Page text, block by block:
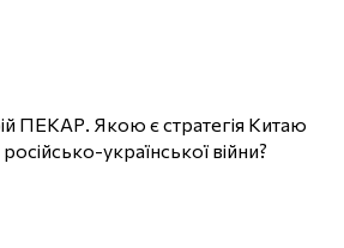
української війни?